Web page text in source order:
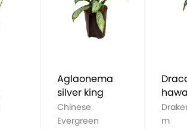
Aglaonema
silver king
Chinese
Evergreen
m